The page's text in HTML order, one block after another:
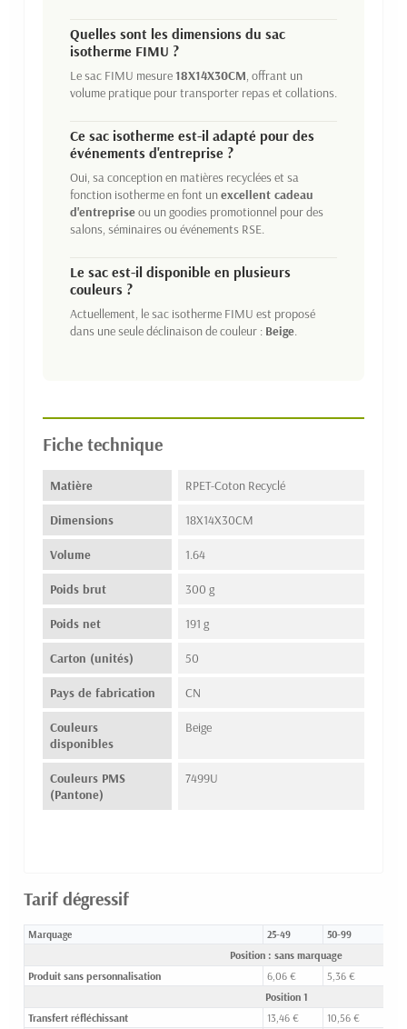
Quelles sont les dimensions du sac
isotherme FIMU ?
Le sac FIMU mesure18X14X30CM, offrant un
volume pratique pour transporter repas et collations.
Ce sac isotherme est-il adapté pour des
événements d'entreprise ?
Oui, sa conception en matières recyclées et sa
fonction isotherme en font unexcellent cadeau
d'entrepriseou un goodies promotionnel pour des
salons, séminaires ou événements RSE.
Le sac est-il disponible en plusieurs
couleurs ?
Actuellement, le sac isotherme FIMU est proposé
dans une seule déclinaison de couleur : Beige.
Fiche technique
Matière RPET-Coton Recyclé
Dimensions 18X14X30CM
Volume 1.64
Poids brut 300 g
Poids net 191 g
Carton (unités) 50
Pays de fabrication CN
Couleurs
disponibles
Beige
Couleurs PMS
(Pantone)
7499U
Tarif dégressif
Marquage 25-49 50-99
Position : sans marquage
Produit sans personnalisation
6,06 € 5,36 €
Position 1
Transfert réfléchissant
13,46 € 10,56 €